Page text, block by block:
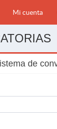
Mi cuenta
de